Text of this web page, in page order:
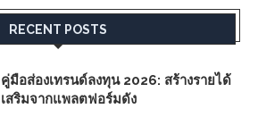
RECENT POSTS
คู่มือส่องเทรนด์ลงทุน 2026: สร้างรายได้
เสริมจากแพลตฟอร์มดัง